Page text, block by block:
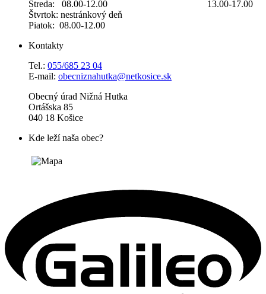
Streda: 08.00-12.00 13.00-17.00
Štvrtok: nestránkový deň
Piatok: 08.00-12.00
Kontakty
Tel.: 055/685 23 04
E-mail: obecniznahutka@netkosice.sk
Obecný úrad Nižná Hutka
Ortášska 85
040 18 Košice
Kde leží naša obec?